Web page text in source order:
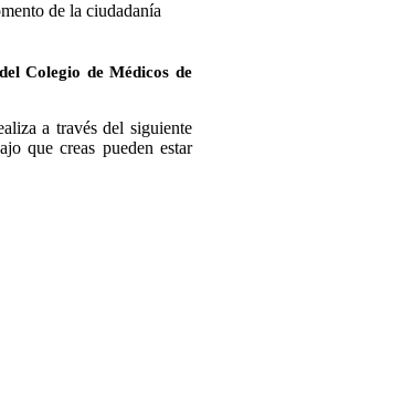
de la ciudadanía
Colegio de Médicos de
a través del siguiente
que creas pueden estar